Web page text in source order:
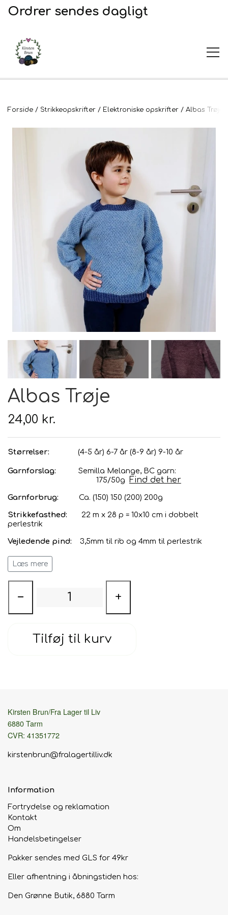
Ordrer sendes dagligt
UDSALG
Garn og opskrifter
Garn
Opskrifter
Broderi
2. Sortering
Stof til broderi
Plejeprodukter
Hårpleje
Hudpleje
Til uld
Tilbehør
Hanke - restparti
Tyngdefyld af genbrugsplast
Strikketid
Gavekort
Forside Strikkeopskrifter Elektroniske opskrifter Albas Trøje
Albas Trøje
24,00 kr.
Størrelser: (4-5 år) 6-7 år (8-9 år) 9-10 år
Garnforslag: Semilla Melange, BC garn:
175/50g Find det her
Garnforbrug: Ca. (150) 150 (200) 200g
Strikkefasthed: 22 m x 28 p = 10x10 cm i dobbelt
perlestrik
Vejledende pind: 3,5mm til rib og 4mm til perlestrik
Bredde:
Længde: (42) 46 (50) 54 cm
(30) 32 (34) 36 cm
før du vælger størrelse. Mål f.eks. på en trøje, du ved
også godt prøve den på i processen).
Læs mere
− +
Tilføj til kurv
Kirsten Brun/Fra Lager til Liv
6880 Tarm
CVR: 41351772
kirstenbrun@fralagertilliv.dk
Information
Fortrydelse og reklamation
Kontakt
Om
Handelsbetingelser
Pakker sendes med GLS for 49kr
Eller afhentning i åbningstiden hos:
Den Grønne Butik, 6880 Tarm